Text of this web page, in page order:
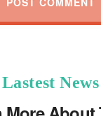
Lastest News